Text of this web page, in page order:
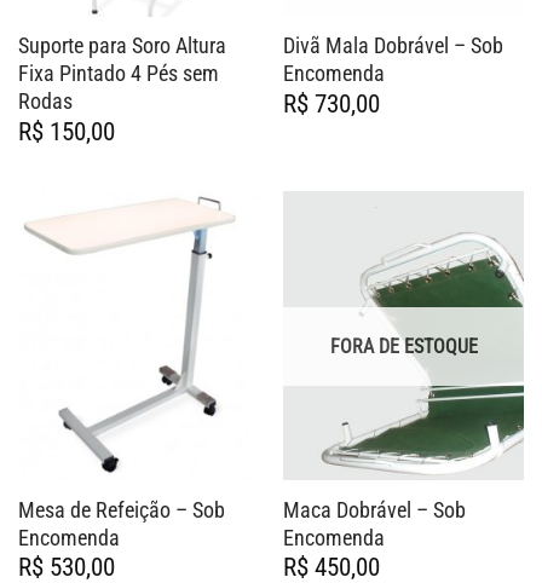
Suporte para Soro Altura
Fixa Pintado 4 Pés sem
Rodas
R$150,00
Divã Mala Dobrável – Sob
Encomenda
R$730,00
Mesa de Refeição – Sob
Encomenda
R$530,00
FORA DE ESTOQUE
Maca Dobrável – Sob
Encomenda
R$450,00